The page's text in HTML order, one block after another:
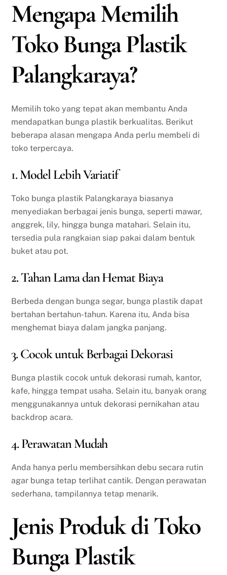
Mengapa Memilih
Toko Bunga Plastik
Palangkaraya?
Memilih toko yang tepat akan membantu Anda
mendapatkan bunga plastik berkualitas. Berikut
beberapa alasan mengapa Anda perlu membeli di
toko terpercaya.
1. Model Lebih Variatif
Toko bunga plastik Palangkaraya biasanya
menyediakan berbagai jenis bunga, seperti mawar,
anggrek, lily, hingga bunga matahari. Selain itu,
tersedia pula rangkaian siap pakai dalam bentuk
buket atau pot.
2. Tahan Lama dan Hemat Biaya
Berbeda dengan bunga segar, bunga plastik dapat
bertahan bertahun-tahun. Karena itu, Anda bisa
menghemat biaya dalam jangka panjang.
3. Cocok untuk Berbagai Dekorasi
Bunga plastik cocok untuk dekorasi rumah, kantor,
kafe, hingga tempat usaha. Selain itu, banyak orang
menggunakannya untuk dekorasi pernikahan atau
backdrop acara.
4. Perawatan Mudah
Anda hanya perlu membersihkan debu secara rutin
agar bunga tetap terlihat cantik. Dengan perawatan
sederhana, tampilannya tetap menarik.
Jenis Produk di Toko
Bunga Plastik